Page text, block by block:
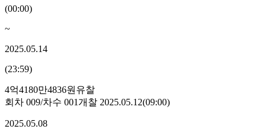
(00:00)
~
2025.05.14
(23:59)
4억4180만4836원 유찰
회차 009/차수 001개찰 2025.05.12(09:00)
2025.05.08